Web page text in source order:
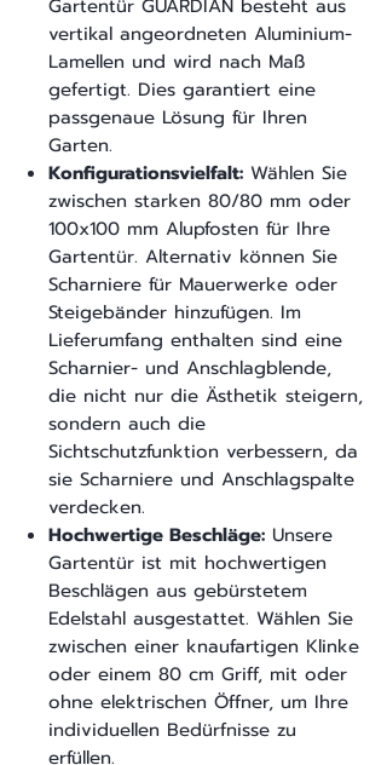
Gartentür GUARDIAN besteht aus
vertikal angeordneten Aluminium-
Lamellen und wird nach Maß
gefertigt. Dies garantiert eine
passgenaue Lösung für Ihren
Garten.
Konfigurationsvielfalt: Wählen Sie
zwischen starken 80/80 mm oder
100x100 mm Alupfosten für Ihre
Gartentür. Alternativ können Sie
Scharniere für Mauerwerke oder
Steigebänder hinzufügen. Im
Lieferumfang enthalten sind eine
Scharnier- und Anschlagblende,
die nicht nur die Ästhetik steigern,
sondern auch die
Sichtschutzfunktion verbessern, da
sie Scharniere und Anschlagspalte
verdecken.
Hochwertige Beschläge: Unsere
Gartentür ist mit hochwertigen
Beschlägen aus gebürstetem
Edelstahl ausgestattet. Wählen Sie
zwischen einer knaufartigen Klinke
oder einem 80 cm Griff, mit oder
ohne elektrischen Öffner, um Ihre
individuellen Bedürfnisse zu
erfüllen.